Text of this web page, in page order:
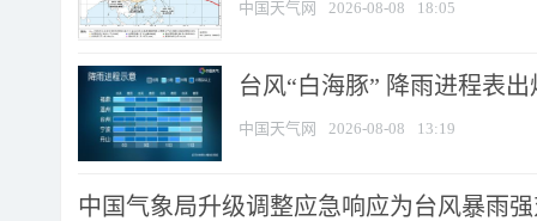
中国天气网 2026-08-08 18:05
台风“白海豚” 降雨进程表
中国天气网 2026-08-08 13:19
中国气象局升级调整应急响应为台风暴雨